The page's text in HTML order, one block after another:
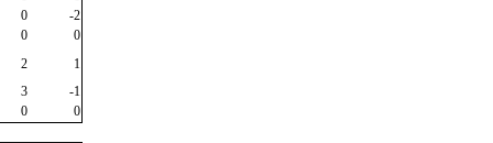
0
-2
0
0
2
1
3
-1
0
0